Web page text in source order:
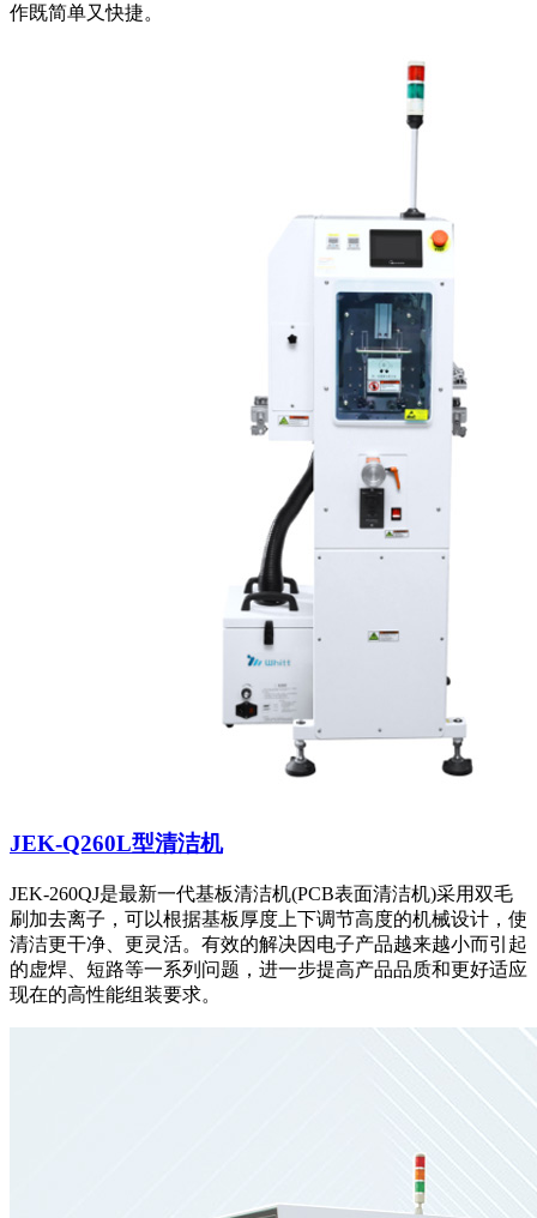
作既简单又快捷。
JEK-Q260L型清洁机
JEK-260QJ是最新一代基板清洁机(PCB表面清洁机)采用双毛
刷加去离子，可以根据基板厚度上下调节高度的机械设计，使
清洁更干净、更灵活。有效的解决因电子产品越来越小而引起
的虚焊、短路等一系列问题，进一步提高产品品质和更好适应
现在的高性能组装要求。